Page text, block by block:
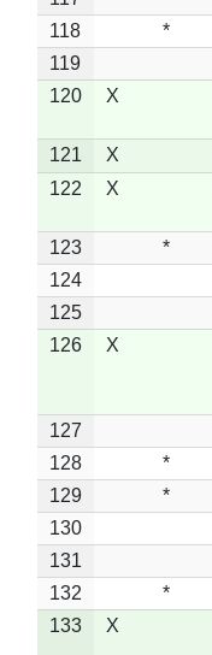
118
*
119
120
X
121 X
122
X
123 *
124
125
126
X
127
128
*
129
*
130
131
132
*
133
X